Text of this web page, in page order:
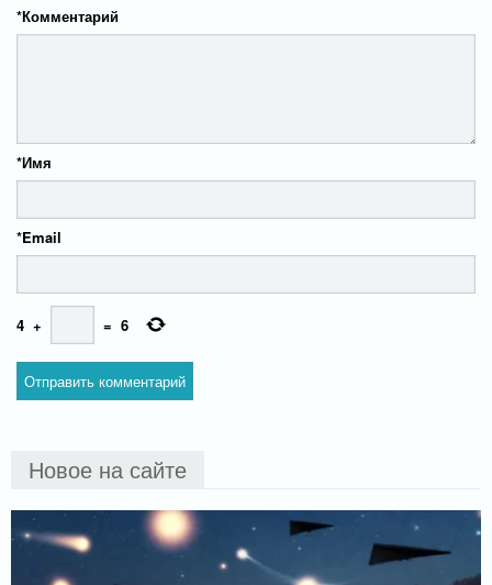
Комментарий
*
Имя
*
Email
*
4 + = 6
Новое на сайте